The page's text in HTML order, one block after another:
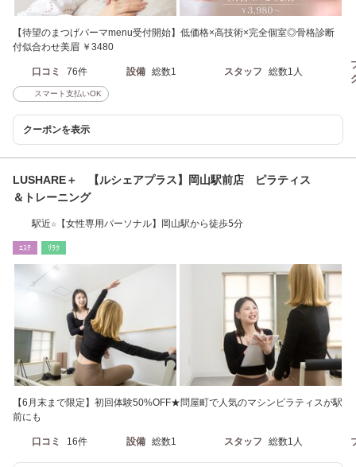
【待望のまつげパーマmenu受付開始】低価格×高技術×完全個室◎骨格診断
付似合わせ美眉 ￥3480
口コミ 76件 設備 総数1 スタッフ 総数1人
スマート支払いOK
クーポンを表示
LUSHARE＋ 【ルシェアプラス】岡山駅前店 ピラティス
＆トレーニング
駅近☆【女性専用パーソナル】岡山駅から徒歩5分
ｴｽﾃ ﾘﾗｸ
【6月末まで限定】初回体験50%OFF★問屋町で人気のマシンピラティスが駅
前にも
口コミ 16件 設備 総数1 スタッフ 総数1人